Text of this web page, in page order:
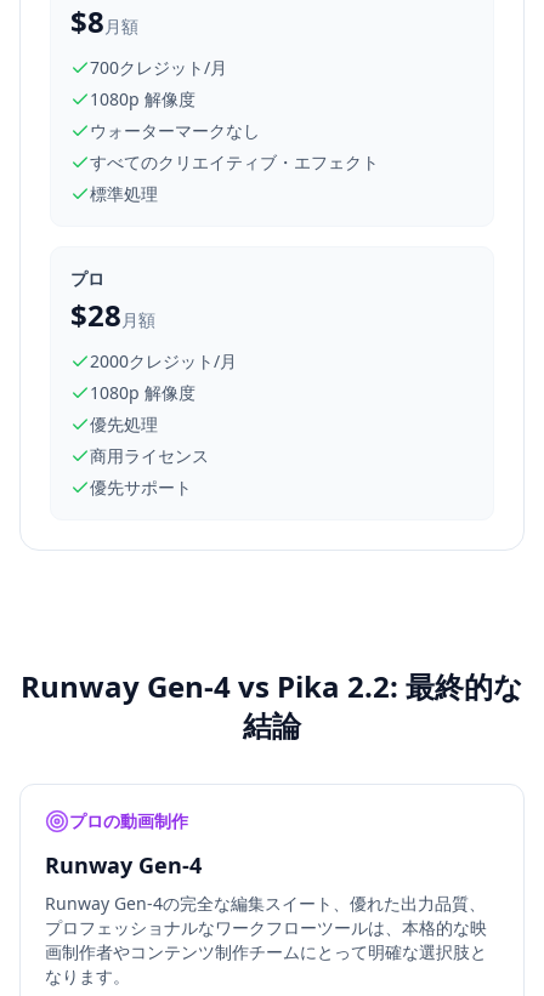
$8月額
700クレジット/月
1080p 解像度
ウォーターマークなし
すべてのクリエイティブ・エフェクト
標準処理
プロ
$28月額
2000クレジット/月
1080p 解像度
優先処理
商用ライセンス
優先サポート
Runway Gen-4 vs Pika 2.2: 最終的な
結論
プロの動画制作
Runway Gen-4
Runway Gen-4の完全な編集スイート、優れた出力品質、
プロフェッショナルなワークフローツールは、本格的な映
画制作者やコンテンツ制作チームにとって明確な選択肢と
なります。